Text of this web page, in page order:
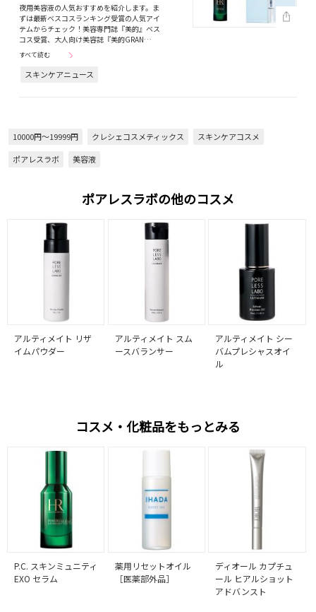
夜用美容液の人気おすすめを紹介します。ま
ずは最新ベスコスランキング受賞の人気アイ
テムからチェック！美容専門誌『美的』ベス
コス受賞、大人向け美容誌『美的GRAN…
すべて読む
スキンケアニュース
10000円～19999円 クレシェコスメティックス
スキンケアコスメ
ポアレスラボ
美容液
ポアレスラボの他のコスメ
アルティメイト リザ
イムパウダー
アルティメイト スム
ースバランサー
アルティメイト シー
バムプレシャスオイ
ル
コスメ・化粧品をもっとみる
P.C. スキンミュニティ
EXO セラム
薬用リセットオイル
［医薬部外品］
ディオール カプチュ
ール ヒアルショット
アドバンスト